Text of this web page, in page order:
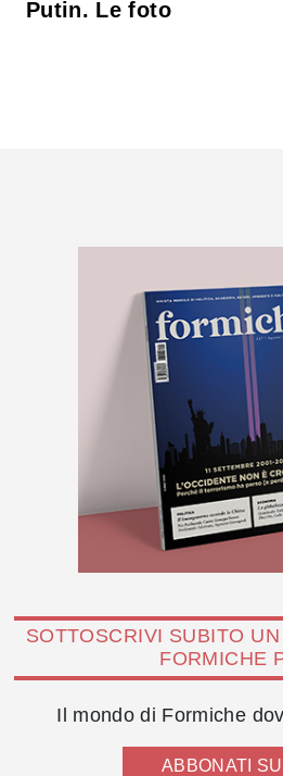
Putin. Le foto
SOTTOSCRIVI SUBITO
FORMICHE
Il mondo di Formiche
ABBONATI